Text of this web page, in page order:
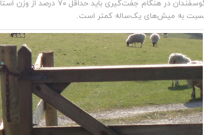
گوسفندان در هنگام
به میش‌های یک‌ساله کمتر است.